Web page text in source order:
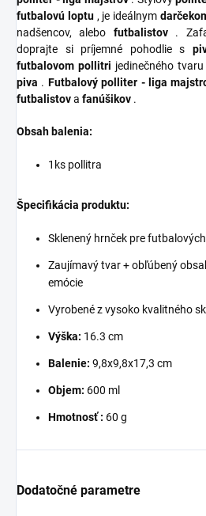
futbalovú loptu, je ideálnym
nadšencov, alebo futbalistov.
doprajte si príjemné pohodlie s
futbalovom pollitri jedinečného
piva . Futbalový polliter - liga
futbalistova fanúšikov .
Obsah balenia:
1ks pollitra
Špecifikácia produktu:
Sklenený hrnček pre
Zaujímavý tvar + obľúbený
emócie
Vyrobené z vysoko kvalitného
Výška: 16.3 cm
Balenie: 9,8x9,8x17,3 cm
Objem: 600 ml
Hmotnosť : 60 g
Dodatočné parametre